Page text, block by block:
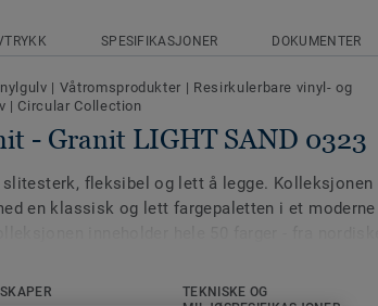
SPESIFIKASJONER DOKUMENTER
| Våtromsprodukter | Resirkulerbare vinyl- og
| Circular Collection
- Granit LIGHT SAND 0323
slitesterk, fleksibel og lett å legge. Kolleksjonen
en klassisk og lett fargepaletten i et moderne
til lette pastelltoner og aksenter.
TEKNISKE OG